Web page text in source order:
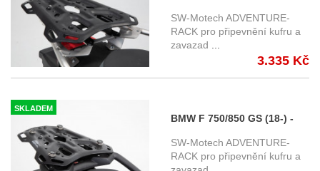
horní nosič ADVENTURE-
RACK, SW-Motech pro orig.
BMW nerezový nosič
SW-Motech ADVENTURE-
RACK pro připevnění kufru a
zavazad
3.335 Kč
SKLADEM
BMW F 750/850 GS (18-) -
horní nosič ADVENTURE-
RACK, SW-Motech pro orig.
SW-Motech ADVENTURE-
RACK pro připevnění kufru a